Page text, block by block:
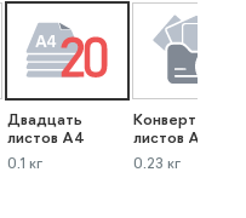
Двадцать
листов А4
0.1 кг
Конверт до 40
листов А4
0.23 кг